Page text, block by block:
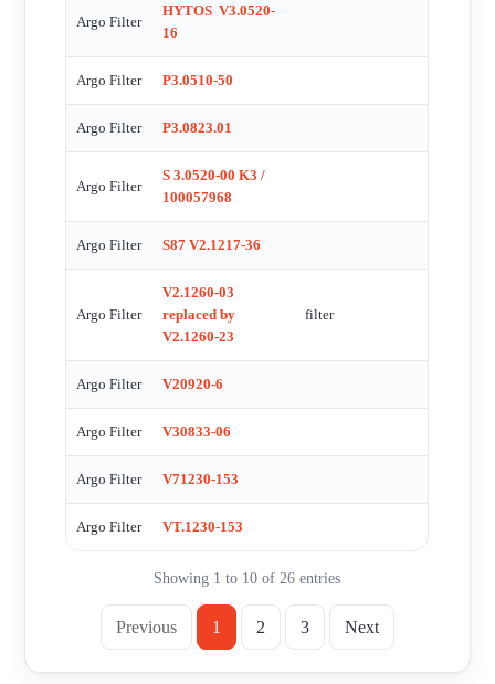
Argo Filter
HYTOS V3.0520-
16
Argo Filter P3.0510-50
Argo Filter P3.0823.01
Argo Filter
S 3.0520-00 K3 /
100057968
Argo Filter S87 V2.1217-36
Argo Filter
V2.1260-03
replaced by
V2.1260-23
filter
Argo Filter V20920-6
Argo Filter V30833-06
Argo Filter V71230-153
Argo Filter VT.1230-153
Showing 1 to 10 of 26 entries
Previous 1 2 3 Next